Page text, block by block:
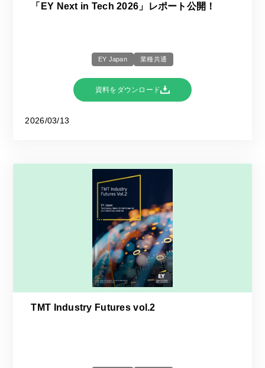
「EY Next in Tech 2026」レポート公開！
EY Japan 業種共通
資料をダウンロード
2026/03/13
TMT Industry Futures vol.2